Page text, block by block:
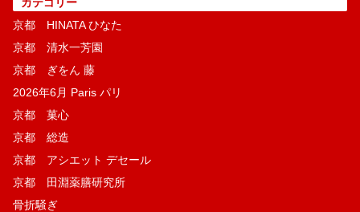
京都 HINATA ひなた
京都 清水一芳園
京都 ぎをん 藤
2026年6月 Paris パリ
京都 菓​心
京都 総造
京都 アシエット デセール
京都 田淵薬膳研究所
骨折騒ぎ